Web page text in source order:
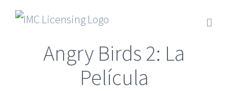
Angry Birds 2: La
Película